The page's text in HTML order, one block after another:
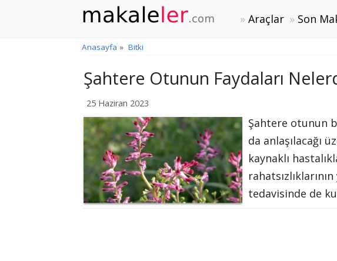
Araçlar Son
Anasayfa » Bitki
Şahtere Otunun Faydaları
25 Haziran 2023
Şahtere otunun
da anlaşılacağı
kaynaklı
tedavisinde de